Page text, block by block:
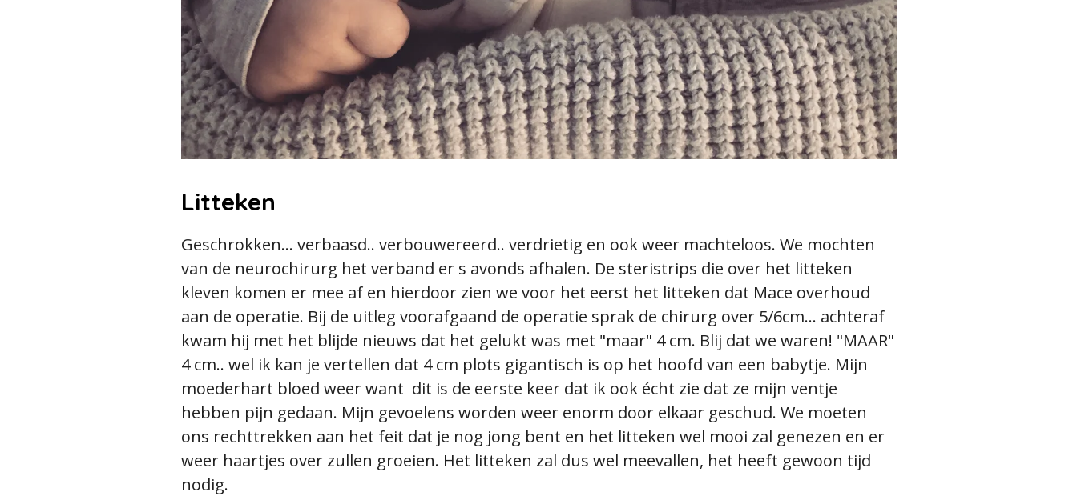
Litteken
Geschrokken... verbaasd.. verbouwereerd.. verdrietig en ook weer machteloos. We mochten
van de neurochirurg het verband er s avonds afhalen. De steristrips die over het litteken
kleven komen er mee af en hierdoor zien we voor het eerst het litteken dat Mace overhoud
aan de operatie. Bij de uitleg voorafgaand de operatie sprak de chirurg over 5/6cm... achteraf
kwam hij met het blijde nieuws dat het gelukt was met "maar" 4 cm. Blij dat we waren! "MAAR"
4 cm.. wel ik kan je vertellen dat 4 cm plots gigantisch is op het hoofd van een babytje. Mijn
moederhart bloed weer want dit is de eerste keer dat ik ook écht zie dat ze mijn ventje
hebben pijn gedaan. Mijn gevoelens worden weer enorm door elkaar geschud. We moeten
ons rechttrekken aan het feit dat je nog jong bent en het litteken wel mooi zal genezen en er
weer haartjes over zullen groeien. Het litteken zal dus wel meevallen, het heeft gewoon tijd
nodig.